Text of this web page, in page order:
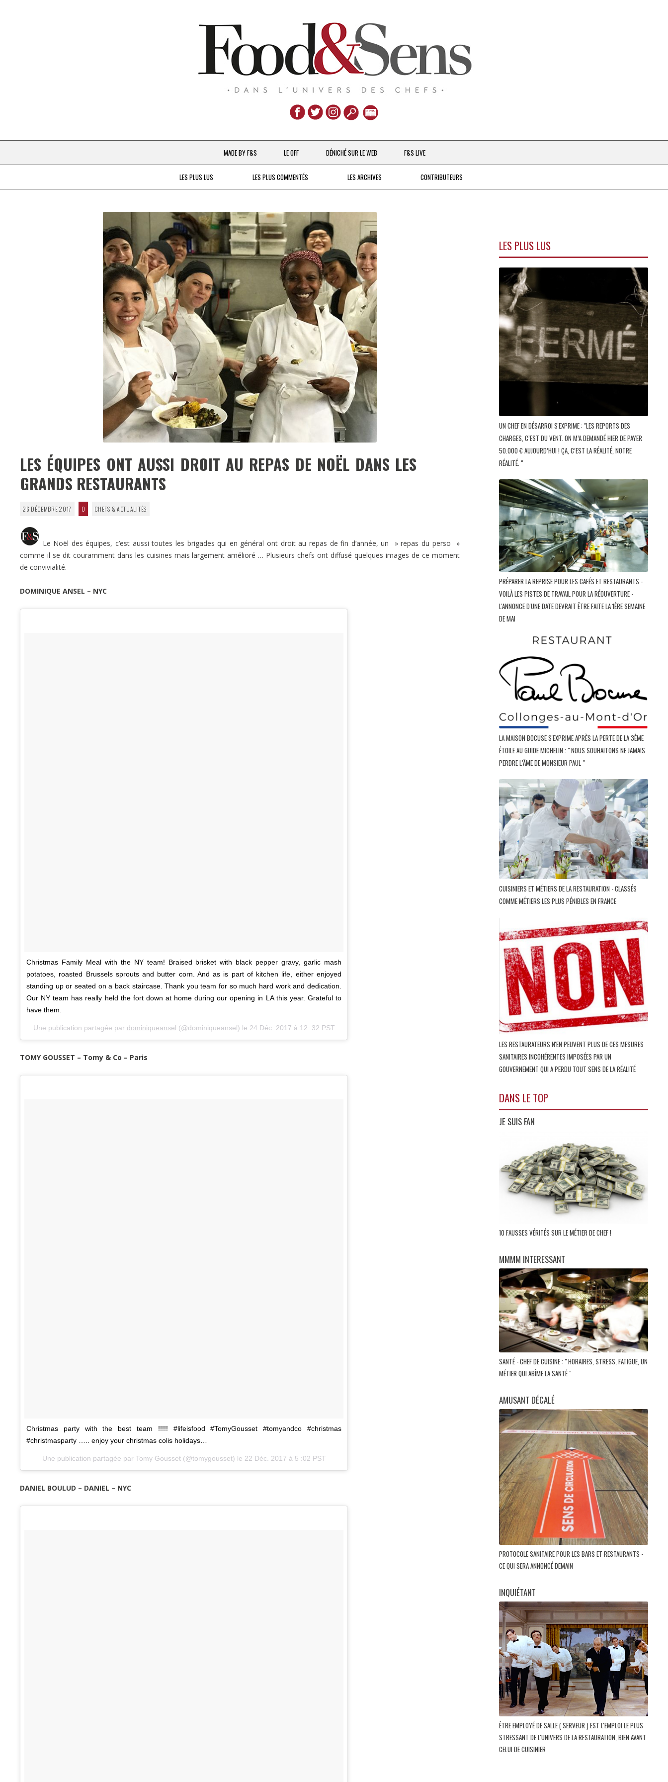
Aller
au
contenu
MADE BY F&S
CHEFS & ACTUALITÉS
À LA PETITE CUILLÈRE
DESTIN DE FEMME
V…DE VOYAGE
LE OFF DÉNICHÉ SUR LE WEB F&S LIVE
LES PLUS LUS LES PLUS COMMENTÉS LES ARCHIVES CONTRIBUTEURS
LES ÉQUIPES ONT AUSSI DROIT AU REPAS DE NOËL DANS LES
GRANDS RESTAURANTS
26 DÉCEMBRE 2017 0 CHEFS & ACTUALITÉS
Le Noël des équipes, c’est aussi toutes les brigades qui en général ont droit au repas de fin d’année, un » repas du perso »
comme il se dit couramment dans les cuisines mais largement amélioré … Plusieurs chefs ont diffusé quelques images de ce moment
de convivialité.
DOMINIQUE ANSEL – NYC
Christmas Family Meal with the NY team! Braised brisket with black pepper gravy, garlic mash
potatoes, roasted Brussels sprouts and butter corn. And as is part of kitchen life, either enjoyed
standing up or seated on a back staircase. Thank you team for so much hard work and dedication.
Our NY team has really held the fort down at home during our opening in LA this year. Grateful to
have them.
Une publication partagée par dominiqueansel (@dominiqueansel) le 24 Déc. 2017 à 12 :32 PST
TOMY GOUSSET – Tomy & Co – Paris
Christmas party with the best team !!!!! #lifeisfood #TomyGousset #tomyandco #christmas
#christmasparty ….. enjoy your christmas colis holidays…
Une publication partagée par Tomy Gousset (@tomygousset) le 22 Déc. 2017 à 5 :02 PST
DANIEL BOULUD – DANIEL – NYC
LES PLUS LUS
UN CHEF EN DÉSARROI S'EXPRIME : "LES REPORTS DES
CHARGES, C’EST DU VENT. ON M’A DEMANDÉ HIER DE PAYER
50.000 € AUJOURD’HUI ! ÇA, C’EST LA RÉALITÉ, NOTRE
RÉALITÉ. "
PRÉPARER LA REPRISE POUR LES CAFÉS ET RESTAURANTS -
VOILÀ LES PISTES DE TRAVAIL POUR LA RÉOUVERTURE -
L'ANNONCE D'UNE DATE DEVRAIT ÊTRE FAITE LA 1ÈRE SEMAINE
DE MAI
LA MAISON BOCUSE S'EXPRIME APRÈS LA PERTE DE LA 3ÈME
ÉTOILE AU GUIDE MICHELIN : " NOUS SOUHAITONS NE JAMAIS
PERDRE L’ÂME DE MONSIEUR PAUL "
CUISINIERS ET MÉTIERS DE LA RESTAURATION - CLASSÉS
COMME MÉTIERS LES PLUS PÉNIBLES EN FRANCE
LES RESTAURATEURS N'EN PEUVENT PLUS DE CES MESURES
SANITAIRES INCOHÉRENTES IMPOSÉES PAR UN
GOUVERNEMENT QUI A PERDU TOUT SENS DE LA RÉALITÉ
DANS LE TOP
JE SUIS FAN
10 FAUSSES VÉRITÉS SUR LE MÉTIER DE CHEF !
MMMM INTERESSANT
SANTÉ - CHEF DE CUISINE : " HORAIRES, STRESS, FATIGUE, UN
MÉTIER QUI ABÎME LA SANTÉ "
AMUSANT DÉCALÉ
PROTOCOLE SANITAIRE POUR LES BARS ET RESTAURANTS -
CE QUI SERA ANNONCÉ DEMAIN
INQUIÉTANT
ÊTRE EMPLOYÉ DE SALLE ( SERVEUR ) EST L'EMPLOI LE PLUS
STRESSANT DE L'UNIVERS DE LA RESTAURATION, BIEN AVANT
CELUI DE CUISINIER